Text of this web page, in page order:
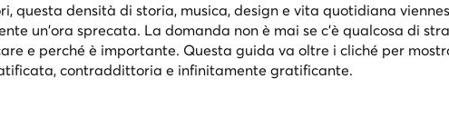
questa densità di storia, musica, design e vita quotidiana
un'ora sprecata. La domanda non è mai se c'è qualcosa di
e perché è importante. Questa guida va oltre i cliché per
contraddittoria e infinitamente gratificante.